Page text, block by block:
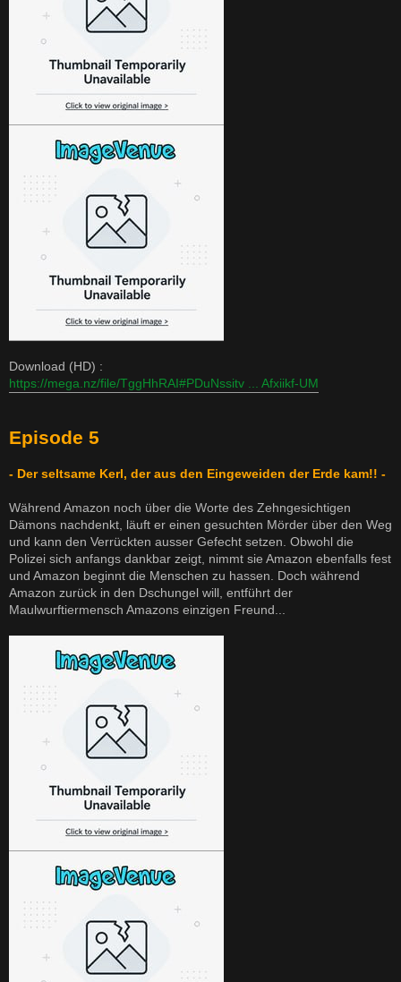
Download (HD) :
https://mega.nz/file/TggHhRAI#PDuNssitv ... Afxiikf-UM
Episode 5
- Der seltsame Kerl, der aus den Eingeweiden der Erde kam!! -
Während Amazon noch über die Worte des Zehngesichtigen
Dämons nachdenkt, läuft er einen gesuchten Mörder über den Weg
und kann den Verrückten ausser Gefecht setzen. Obwohl die
Polizei sich anfangs dankbar zeigt, nimmt sie Amazon ebenfalls fest
und Amazon beginnt die Menschen zu hassen. Doch während
Amazon zurück in den Dschungel will, entführt der
Maulwurftiermensch Amazons einzigen Freund...